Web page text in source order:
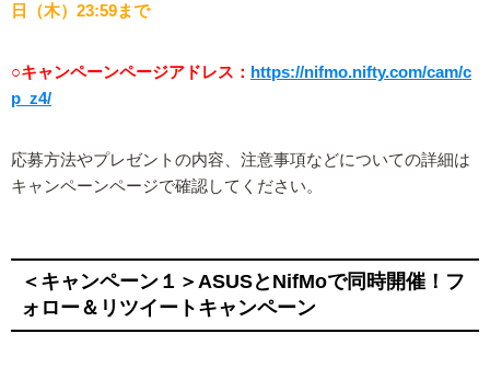
日（木）23:59まで
○キャンペーンページアドレス： https://nifmo.nifty.com/cam/c
p_z4/
応募方法やプレゼントの内容、注意事項などについての詳細は
キャンペーンページで確認してください。
＜キャンペーン１＞ASUSとNifMoで同時開催！フ
ォロー＆リツイートキャンペーン